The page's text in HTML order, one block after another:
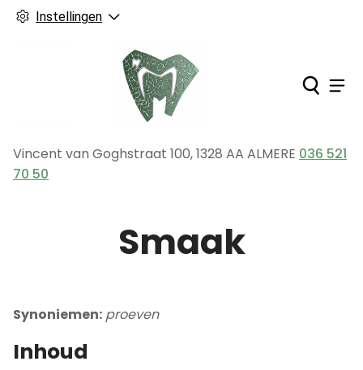
Instellingen
Vincent van Goghstraat 100,1328 AA ALMERE Tel:
036 521
70 50
Smaak
Synoniemen: proeven
Inhoud